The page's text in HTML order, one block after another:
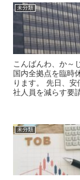
未分類
こんばんわ、か～
国内全拠点を臨時
ります。 先日、
社人員を減らす要
未分類